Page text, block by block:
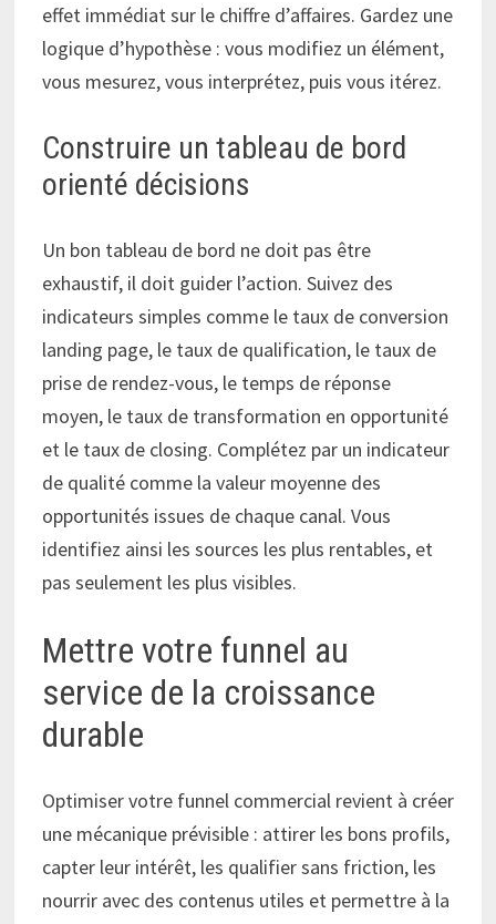
effet immédiat sur le chiffre d’affaires. Gardez une
logique d’hypothèse : vous modifiez un élément,
vous mesurez, vous interprétez, puis vous itérez.
Construire un tableau de bord
orienté décisions
Un bon tableau de bord ne doit pas être
exhaustif, il doit guider l’action. Suivez des
indicateurs simples comme le taux de conversion
landing page, le taux de qualification, le taux de
prise de rendez-vous, le temps de réponse
moyen, le taux de transformation en opportunité
et le taux de closing. Complétez par un indicateur
de qualité comme la valeur moyenne des
opportunités issues de chaque canal. Vous
identifiez ainsi les sources les plus rentables, et
pas seulement les plus visibles.
Mettre votre funnel au
service de la croissance
durable
Optimiser votre funnel commercial revient à créer
une mécanique prévisible : attirer les bons profils,
capter leur intérêt, les qualifier sans friction, les
nourrir avec des contenus utiles et permettre à la